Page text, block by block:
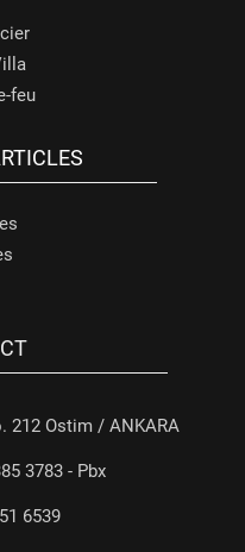
feu
212 Ostim / ANKARA
3783 - Pbx
6539